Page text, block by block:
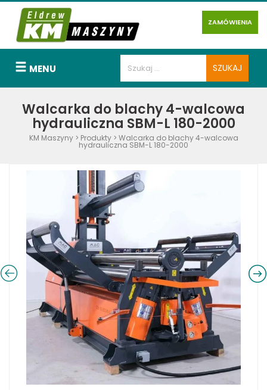
ZAMÓWIENIA
MENU
Walcarka do blachy 4-walcowa
hydrauliczna SBM-L 180-2000
KM Maszyny> Produkty> Walcarka do blachy 4-walcowa
hydrauliczna SBM-L 180-2000